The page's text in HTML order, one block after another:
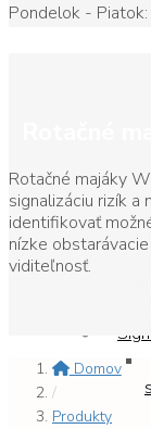
Pondelok -
Rotačné majáky
signalizáciu rizík a
identifikovať
nízke
viditeľnosť.
Domov
/
Produkty